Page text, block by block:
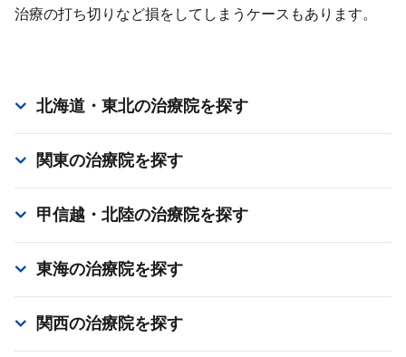
治療の打ち切りなど損をしてしまうケースもあります。
北海道・東北の治療院を探す
関東の治療院を探す
甲信越・北陸の治療院を探す
東海の治療院を探す
関西の治療院を探す